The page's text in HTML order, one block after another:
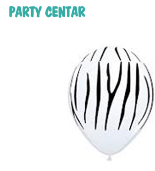
Hit enter to search or ESC to close